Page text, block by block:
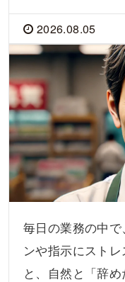
2026.08.05
毎日の業務の中
ンや指示にスト
と、自然と「辞